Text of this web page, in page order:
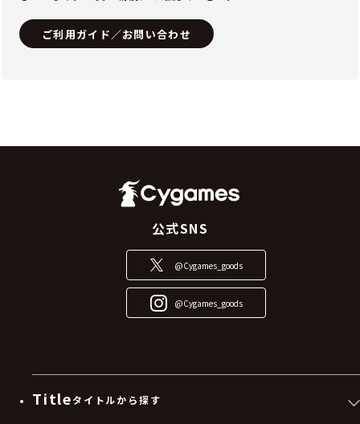
ご利用ガイド／お問い合わせ
公式SNS
@Cygames_goods
@Cygames_goods
Titleタイトルから探す